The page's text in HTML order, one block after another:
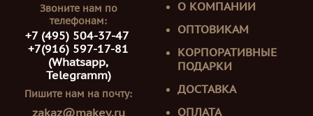
Звоните нам по
телефонам:
+7 (495) 504-37-47
+7(916) 597-17-81
(Whatsapp,
Telegramm)
Пишите нам на почту:
zakaz@makey.ru
О КОМПАНИИ
ОПТОВИКАМ
КОРПОРАТИВНЫЕ
ПОДАРКИ
ДОСТАВКА
ОПЛАТА